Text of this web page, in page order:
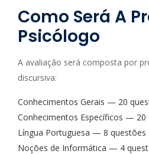
Como Será A
Psicólogo
A avaliação será composta por
discursiva:
Conhecimentos Gerais — 20
Conhecimentos Específicos — 20
Língua Portuguesa — 8 questões
Noções de Informática — 4